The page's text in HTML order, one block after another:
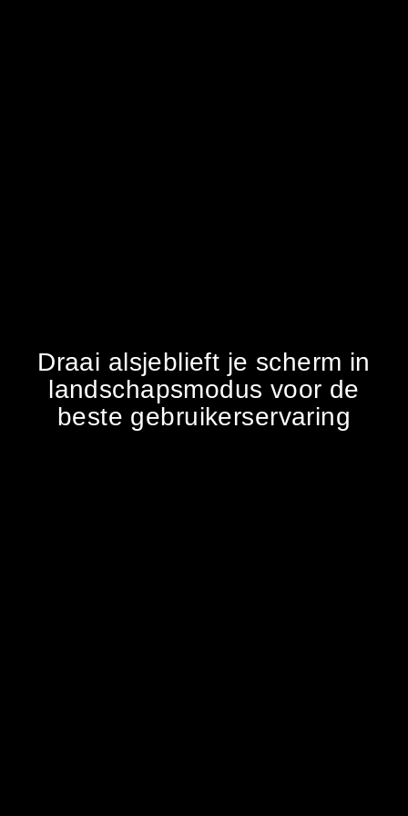
Draai alsjeblieft je scherm in
landschapsmodus voor de
beste gebruikerservaring